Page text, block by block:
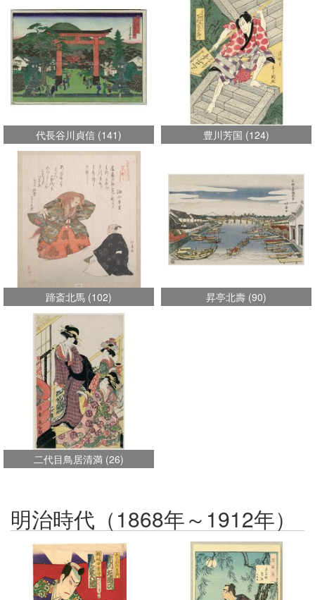
代長谷川貞信 (141) 豊川芳国 (124)
蹄斎北馬 (102) 昇亭北壽 (90)
二代目鳥居清満 (26)
明治時代（1868年～1912年）